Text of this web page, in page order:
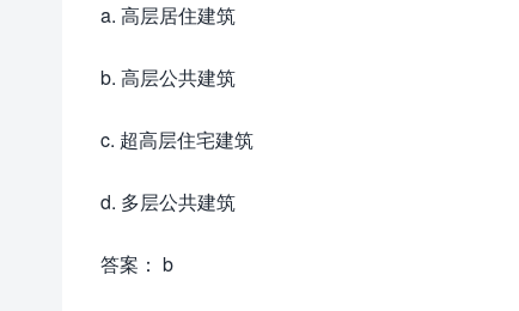
a. 高层居住建筑
b. 高层公共建筑
c. 超高层住宅建筑
d. 多层公共建筑
答案： b